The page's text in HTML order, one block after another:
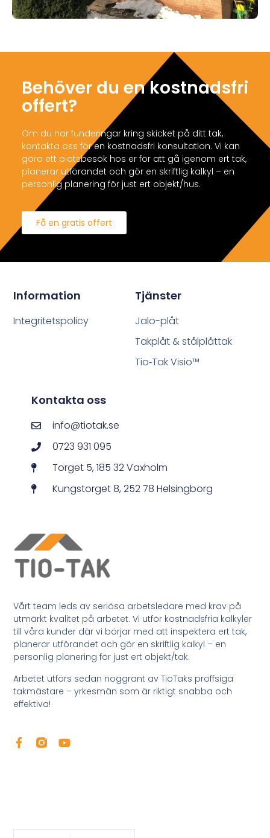
Behöver du en kostnadsfri
offert?
Om du har funderingar kring skicket på ditt tak,
kontakta oss för en kostnadsfri konsultation. Vi kan
göra ett platsbesök hos er för att gå igenom ert tak,
planerar utförandet och gör en skriftlig kalkyl – en
personlig planering för just ert objekt/hus.
Få en gratis offert
Vårt team leds av seriösa arbetsledare med krav på
utmärkt kvalitet på arbetet. Vi utför kostnadsfria kalkyler
till våra kunder där vi börjar med att inspektera ert tak,
planerar utförandet och gör en skriftlig kalkyl – en
personlig planering för just ert objekt/tak.
Arbetet utförs sedan noggrant av TioTaks proffsiga
takmästare – yrkesmän som är riktigt snabba och
effektiva!
Kontakta oss
info@tiotak.se
0723 931 095
Torget 5, 185 32 Vaxholm
Kungstorget 8, 252 78 Helsingborg
Tjänster
Jalo-plåt
Takplåt & stålplåttak
Tio‑Tak Visio™
Information
Integritetspolicy